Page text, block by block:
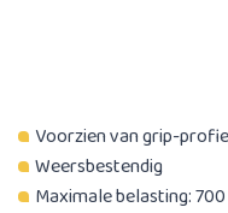
Voorzien van grip-
Weersbestendig
Maximale belasting: